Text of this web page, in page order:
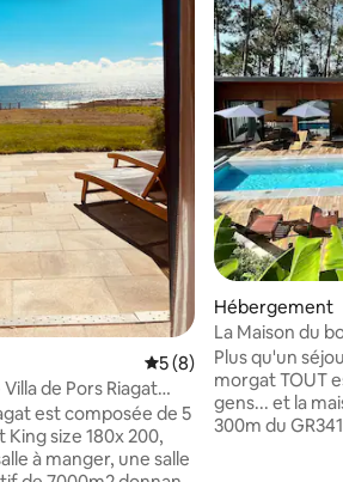
de 3 commentaires : 5 sur 5
Évaluation moyenne sur
5 (8)
de Pors Riagat
est composée de 5
size 180x 200,
à manger, une salle
Hébergement
La Maison du
Ar C Hoad
Plus qu'un
morgat TOUT est
gens... et la maison
300m du